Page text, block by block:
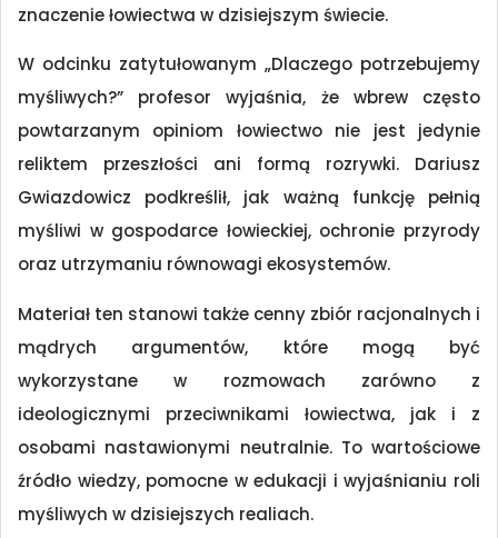
znaczenie łowiectwa w dzisiejszym świecie.
W odcinku zatytułowanym „Dlaczego potrzebujemy
myśliwych?” profesor wyjaśnia, że wbrew często
powtarzanym opiniom łowiectwo nie jest jedynie
reliktem przeszłości ani formą rozrywki. Dariusz
Gwiazdowicz podkreślił, jak ważną funkcję pełnią
myśliwi w gospodarce łowieckiej, ochronie przyrody
oraz utrzymaniu równowagi ekosystemów.
Materiał ten stanowi także cenny zbiór racjonalnych i
mądrych argumentów, które mogą być
wykorzystane w rozmowach zarówno z
ideologicznymi przeciwnikami łowiectwa, jak i z
osobami nastawionymi neutralnie. To wartościowe
źródło wiedzy, pomocne w edukacji i wyjaśnianiu roli
myśliwych w dzisiejszych realiach.